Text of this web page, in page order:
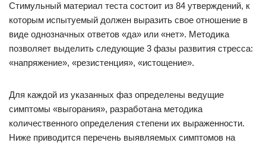
Стимульный материал теста состоит из 84 утверждений, к
которым испытуемый должен выразить свое отношение в
виде однозначных ответов «да» или «нет». Методика
позволяет выделить следующие 3 фазы развития стресса:
«напряжение», «резистенция», «истощение».
Для каждой из указанных фаз определены ведущие
симптомы «выгорания», разработана методика
количественного определения степени их выраженности.
Ниже приводится перечень выявляемых симптомов на